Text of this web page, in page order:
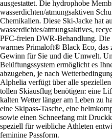
ausgestattet. Die hydrophobe
wasserdichten/atmungsaktiven
Chemikalien. Diese Ski-Jacke hat
wasserdichtes/atmungsaktives,
PFC-freien DWR-Behandlung. Die
warmes Primaloft® Black Eco, das
Gewinn für Sie und die Umwelt.
Belüftungssystem ermöglicht es
abzugeben, je nach
Alphelia verfügt über alle
tollen Skiausflug benötigen: eine
kalten Wetter länger am Leben zu
eine Skipass-Tasche, eine
sowie einen Schneefang mit
speziell für weibliche Athleten
feminine Passform.